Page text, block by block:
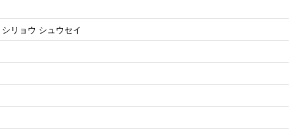
イ シリョウ シュウセイ